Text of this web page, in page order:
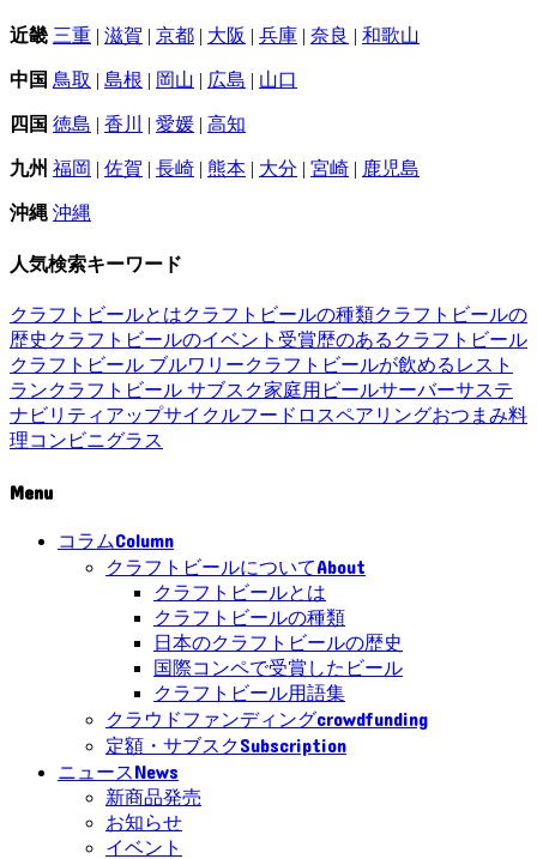
近畿 三重 | 滋賀 | 京都 | 大阪 | 兵庫 | 奈良 | 和歌山
中国 鳥取 | 島根 | 岡山 | 広島 | 山口
四国 徳島 | 香川 | 愛媛 | 高知
九州 福岡 | 佐賀 | 長崎 | 熊本 | 大分 | 宮崎 | 鹿児島
沖縄 沖縄
人気検索キーワード
クラフトビールとはクラフトビールの種類クラフトビールの
歴史 クラフトビールのイベント 受賞歴のあるクラフトビール
クラフトビール ブルワリークラフトビールが飲めるレスト
ランクラフトビール サブスク家庭用ビールサーバーサステ
ナビリティ アップサイクルフードロスペアリングおつまみ料
理コンビニグラス
Menu
コラムColumn
クラフトビールについてAbout
クラフトビールとは
クラフトビールの種類
日本のクラフトビールの歴史
国際コンペで受賞したビール
クラフトビール用語集
クラウドファンディングcrowdfunding
定額・サブスクSubscription
ニュースNews
新商品発売
お知らせ
イベント